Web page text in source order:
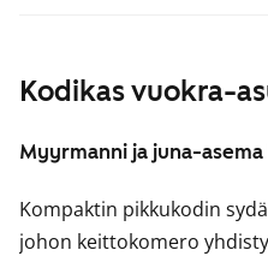
Kodikas vuokra-
Myyrmanni ja juna-asema
Kompaktin pikkukodin
johon keittokomero